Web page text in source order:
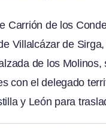
Carrión de los
Villalcázar de
de los Molinos,
con el delegado
y León para